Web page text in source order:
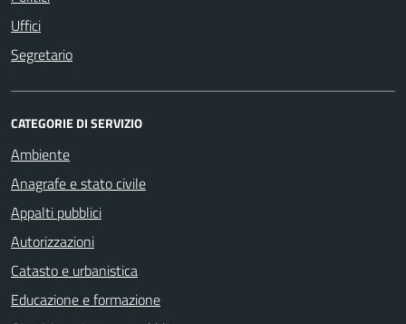
Uffici
Segretario
CATEGORIE DI SERVIZIO
Ambiente
Anagrafe e stato civile
Appalti pubblici
Autorizzazioni
Catasto e urbanistica
Educazione e formazione